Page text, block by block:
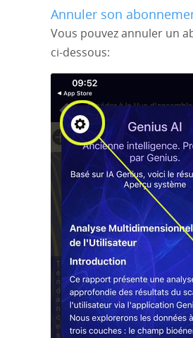
Annuler son
Vous pouvez annuler un
ci-dessous: